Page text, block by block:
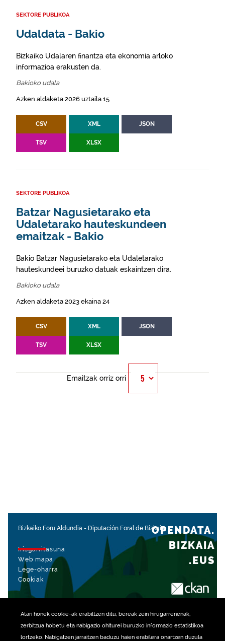
Atari honek cookie-ak erabiltzen ditu, bereak zein hirugarrenenak,
zerbitzua hobetu eta nabigazio ohiturei buruzko informazio estatistikoa
lortzeko. Nabigatzen jarraitzen baduzu haien erabilera onartzen duzula
SEKTORE PUBLIKOA
Udaldata - Bakio
Bizkaiko Udalaren finantza eta ekonomia arloko
informazioa erakusten da.
Bakioko udala
Azken aldaketa 2026 uztaila 15
CSV XML JSON
TSV XLSX
SEKTORE PUBLIKOA
Batzar Nagusietarako eta
Udaletarako hauteskundeen
emaitzak - Bakio
Bakio Batzar Nagusietarako eta Udaletarako
hauteskundeei buruzko datuak eskaintzen dira.
Bakioko udala
Azken aldaketa 2023 ekaina 24
CSV XML JSON
TSV XLSX
Emaitzak orriz orri
Bizkaiko Foru Aldundia - Diputación Foral de Bizkaia
Irisgarritasuna
Web mapa
Lege-oharra
Cookiak
OPENDATA.
BIZKAIA
.EUS